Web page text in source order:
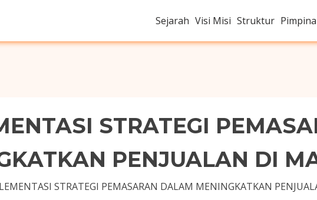
Sejarah Visi Misi Struktur
STRATEGI
PENJUALAN DI
STRATEGI PEMASARAN DALAM MENINGKATKAN